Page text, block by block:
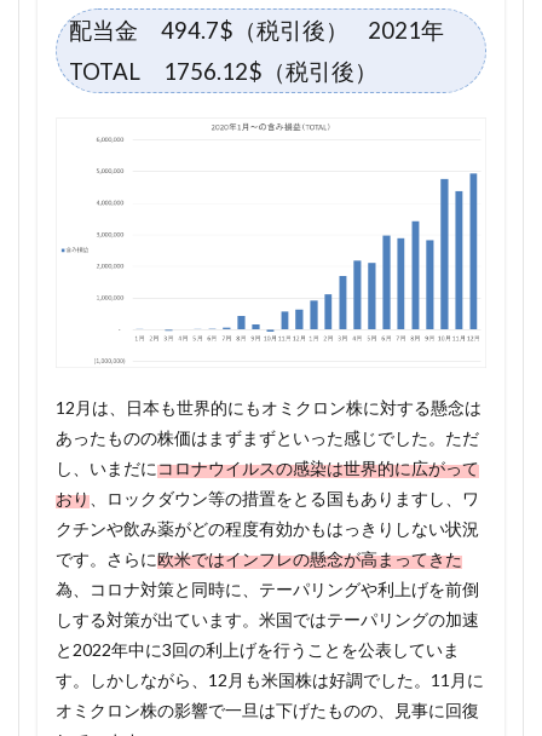
配当金 494.7$（税引後） 2021年
TOTAL 1756.12$（税引後）
12月は、日本も世界的にもオミクロン株に対する懸念は
あったものの株価はまずまずといった感じでした。ただ
し、いまだにコロナウイルスの感染は世界的に広がって
おり 、ロックダウン等の措置をとる国もありますし、ワ
クチンや飲み薬がどの程度有効かもはっきりしない状況
です。さらに欧米ではインフレの懸念が高まってきた
為、コロナ対策と同時に、テーパリングや利上げを前倒
しする対策が出ています。米国ではテーパリングの加速
と2022年中に3回の利上げを行うことを公表していま
す。しかしながら、12月も米国株は好調でした。11月に
オミクロン株の影響で一旦は下げたものの、見事に回復